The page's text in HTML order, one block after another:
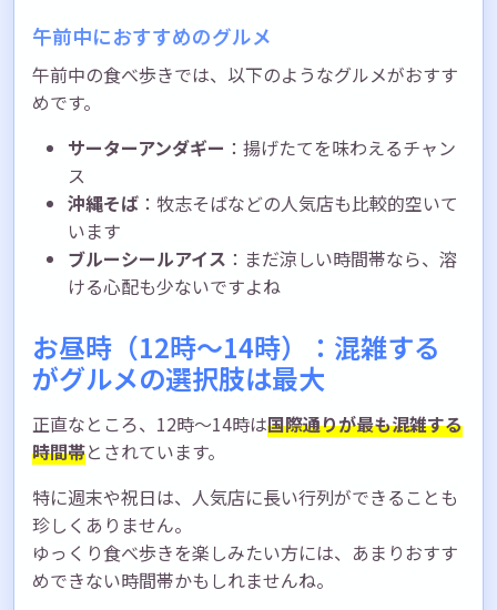
午前中におすすめのグルメ
午前中の食べ歩きでは、以下のようなグルメがおすす
めです。
サーターアンダギー ：揚げたてを味わえるチャン
ス
沖縄そば ：牧志そばなどの人気店も比較的空いて
います
ブルーシールアイス ：まだ涼しい時間帯なら、溶
ける心配も少ないですよね
お昼時（12時〜14時）：混雑する
がグルメの選択肢は最大
正直なところ、12時〜14時は国際通りが最も混雑する
時間帯とされています。
特に週末や祝日は、人気店に長い行列ができることも
珍しくありません。
ゆっくり食べ歩きを楽しみたい方には、あまりおすす
めできない時間帯かもしれませんね。